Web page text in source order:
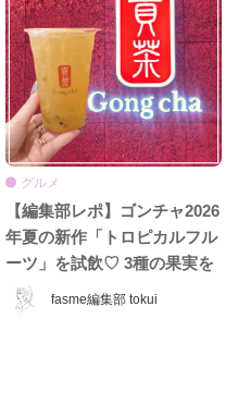
fasme編集部 tokui
グルメ
【編集部レポ】ゴンチャ2026
年夏の新作「トロピカルフル
ーツ」を試飲♡ 3種の果実を
楽しむ爽やかな限定ティー